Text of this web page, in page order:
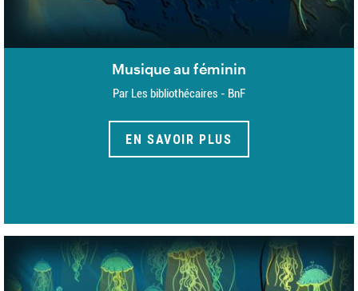
Musique au féminin
Par Les bibliothécaires - BnF
EN SAVOIR PLUS